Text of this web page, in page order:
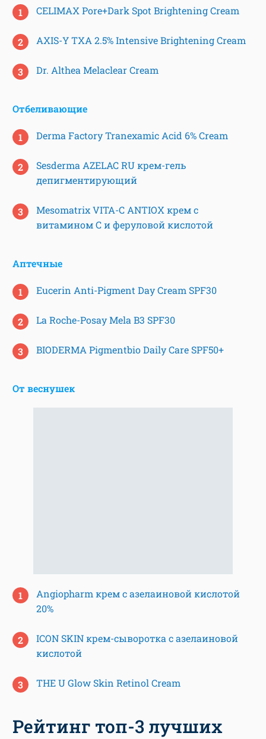
CELIMAX Pore+Dark Spot Brightening Cream
AXIS-Y TXA 2.5% Intensive Brightening Cream
Dr. Althea Melaclear Cream
Отбеливающие
Derma Factory Tranexamic Acid 6% Cream
Sesderma AZELAC RU крем-гель
депигментирующий
Mesomatrix VITA-C ANTIOX крем с
витамином C и феруловой кислотой
Аптечные
Eucerin Anti-Pigment Day Cream SPF30
La Roche-Posay Mela B3 SPF30
BIODERMA Pigmentbio Daily Care SPF50+
От веснушек
Angiopharm крем с азелаиновой кислотой
20%
ICON SKIN крем-сыворотка с азелаиновой
кислотой
THE U Glow Skin Retinol Cream
Рейтинг топ-3 лучших